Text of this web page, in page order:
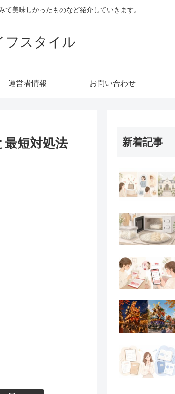
美味しかったものなど紹介していきます。
フスタイル
運営者情報 お問い合わせ
短対処法 新着記事